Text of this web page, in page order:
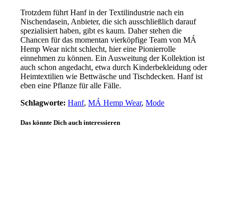
Trotzdem führt Hanf in der Textilindustrie nach ein
Nischendasein, Anbieter, die sich ausschließlich darauf
spezialisiert haben, gibt es kaum. Daher stehen die
Chancen für das momentan vierköpfige Team von MÁ
Hemp Wear nicht schlecht, hier eine Pionierrolle
einnehmen zu können. Ein Ausweitung der Kollektion ist
auch schon angedacht, etwa durch Kinderbekleidung oder
Heimtextilien wie Bettwäsche und Tischdecken. Hanf ist
eben eine Pflanze für alle Fälle.
Schlagworte: Hanf,MÁ Hemp Wear,Mode
Das könnte Dich auch interessieren